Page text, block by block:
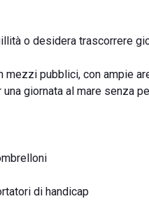
o desidera trascorrere
mezzi pubblici, con ampie
giornata al mare senza
di handicap